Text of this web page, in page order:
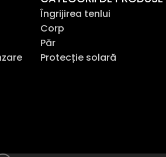
Îngrijirea tenlui
Corp
Păr
Protecție solară